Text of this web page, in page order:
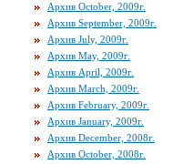
Архив October, 2009г.
Архив September, 2009г.
Архив July, 2009г.
Архив May, 2009г.
Архив April, 2009г.
Архив March, 2009г.
Архив February, 2009г.
Архив January, 2009г.
Архив December, 2008г.
Архив October, 2008г.